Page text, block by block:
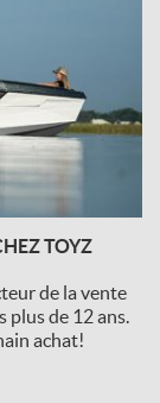
TOYZ
de la vente
de 12 ans.
achat!